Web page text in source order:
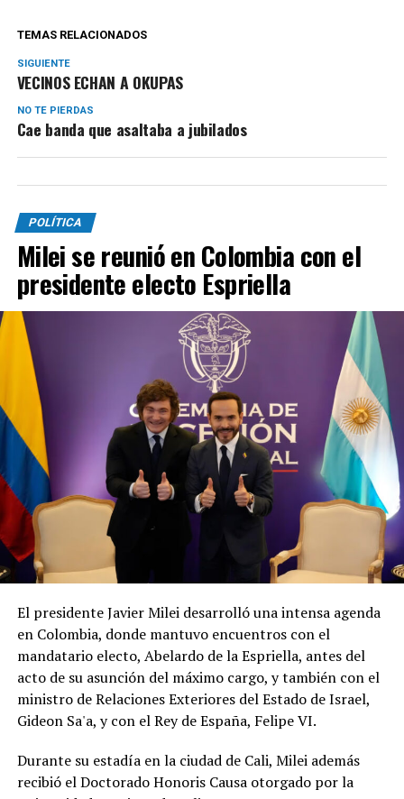
TEMAS RELACIONADOS
SIGUIENTE
VECINOS ECHAN A OKUPAS
NO TE PIERDAS
Cae banda que asaltaba a jubilados
POLÍTICA
Milei se reunió en Colombia con el
presidente electo Espriella
El presidente Javier Milei desarrolló una intensa agenda
en Colombia, donde mantuvo encuentros con el
mandatario electo, Abelardo de la Espriella, antes del
acto de su asunción del máximo cargo, y también con el
ministro de Relaciones Exteriores del Estado de Israel,
Gideon Sa'a, y con el Rey de España, Felipe VI.
Durante su estadía en la ciudad de Cali, Milei además
recibió el Doctorado Honoris Causa otorgado por la